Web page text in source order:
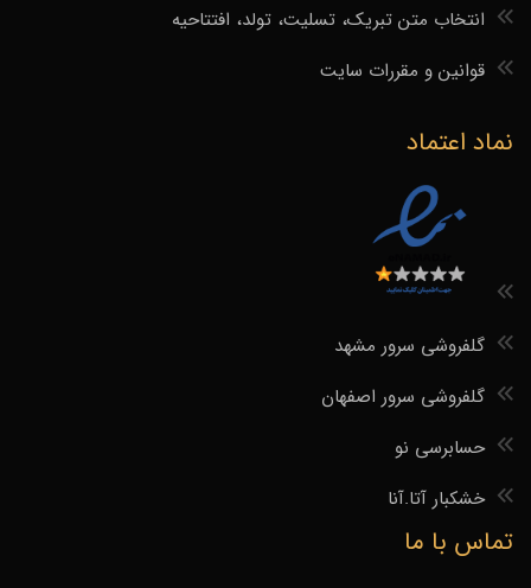
انتخاب متن تبریک، تسلیت، تولد، افتتاحیه
قوانین و مقررات سایت
نماد اعتماد
گلفروشی سرور مشهد
گلفروشی سرور اصفهان
حسابرسی نو
خشکبار آتا.آنا
تماس با ما